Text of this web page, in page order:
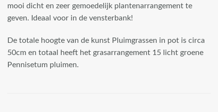
mooi dicht en zeer gemoedelijk plantenarrangement te
geven. Ideaal voor in de vensterbank!
De totale hoogte van de kunst Pluimgrassen in pot is circa
50cm en totaal heeft het grasarrangement 15 licht groene
Pennisetum pluimen.